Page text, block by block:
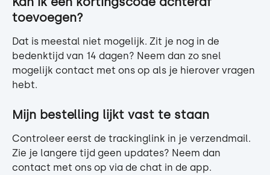
toevoegen?
Dat is meestal niet mogelijk. Zit je nog in de
bedenktijd van 14 dagen? Neem dan zo snel
mogelijk contact met ons op als je hierover vragen
hebt.
Mijn bestelling lijkt vast te staan
Controleer eerst de trackinglink in je verzendmail.
Zie je langere tijd geen updates? Neem dan
contact met ons op via de chat in de app.